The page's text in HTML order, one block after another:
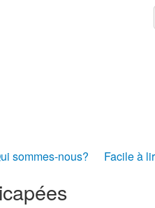
sommes-nous? Facile à